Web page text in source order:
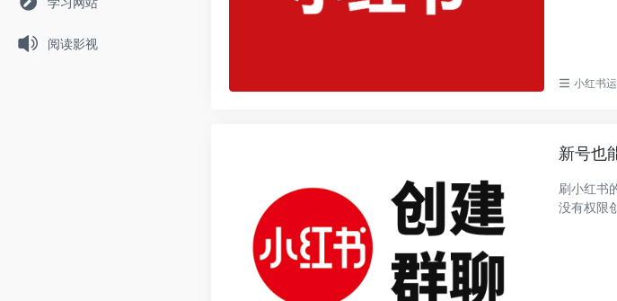
阅读影视
小红书
新号也
刷小红书
没有权限